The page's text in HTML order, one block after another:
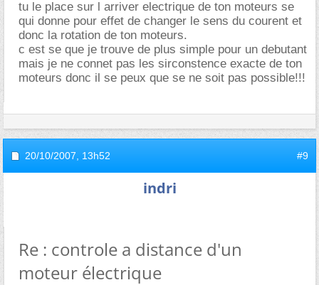
tu le place sur l arriver electrique de ton moteurs se
qui donne pour effet de changer le sens du courent et
donc la rotation de ton moteurs.
c est se que je trouve de plus simple pour un debutant
mais je ne connet pas les sirconstence exacte de ton
moteurs donc il se peux que se ne soit pas possible!!!
20/10/2007, 13h52 #9
indri
Re : controle a distance d'un
moteur électrique